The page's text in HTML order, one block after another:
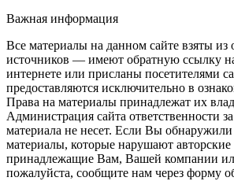
Важная информация
Все материалы на данном сайте взяты из
источников — имеют обратную ссылку
интернете или присланы посетителями
предоставляются исключительно в
Права на материалы принадлежат их
Администрация сайта ответственности
материала не несет. Если Вы
материалы, которые нарушают авторские
принадлежащие Вам, Вашей компании
пожалуйста, сообщите нам через форму